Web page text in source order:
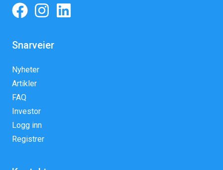
Snarveier
Nyheter
Artikler
FAQ
Investor
Logg inn
Registrer